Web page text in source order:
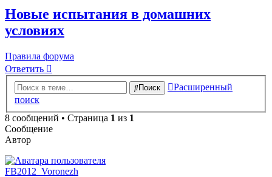
Новые испытания в домашних
условиях
Правила форума
Ответить
Поиск
Расширенный
поиск
8 сообщений • Страница 1 из 1
Сообщение
Автор
FB2012_Voronezh